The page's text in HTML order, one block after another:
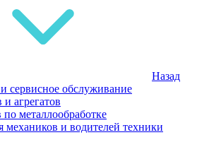
Назад
сервисное обслуживание
агрегатов
по металлообработке
механиков и водителей техники